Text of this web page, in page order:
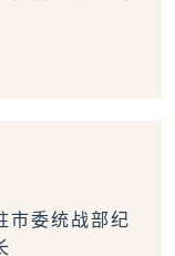
市委统战部纪